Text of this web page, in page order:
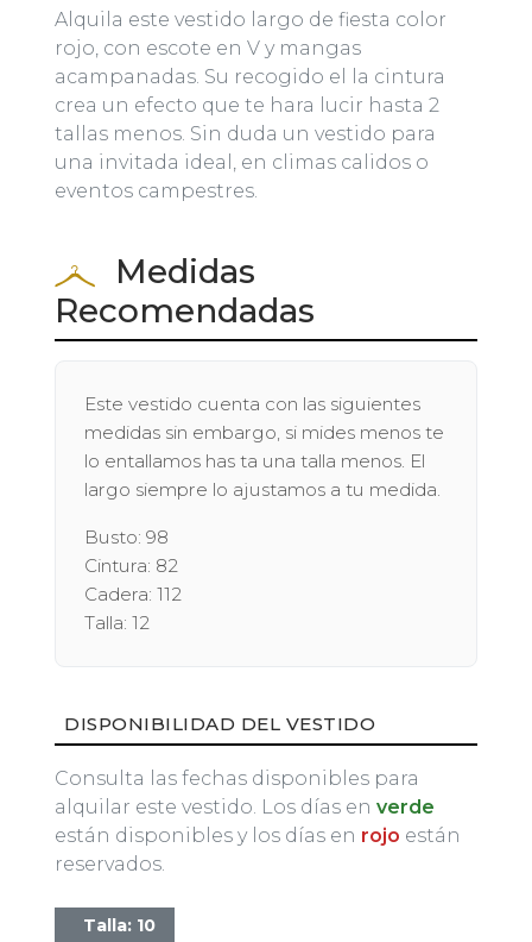
Alquila este vestido largo de fiesta color
rojo, con escote en V y mangas
acampanadas. Su recogido el la cintura
crea un efecto que te hara lucir hasta 2
tallas menos. Sin duda un vestido para
una invitada ideal, en climas calidos o
eventos campestres.
Medidas
Recomendadas
Este vestido cuenta con las siguientes
medidas sin embargo, si mides menos te
lo entallamos has ta una talla menos. El
largo siempre lo ajustamos a tu medida.
Busto: 98
Cintura: 82
Cadera: 112
Talla: 12
DISPONIBILIDAD DEL VESTIDO
Consulta las fechas disponibles para
alquilar este vestido. Los días en verde
están disponibles y los días en rojo están
reservados.
Talla: 10